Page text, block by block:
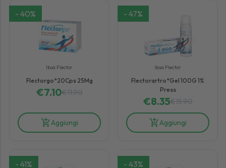
- 40%
Ibsa Flector
Flectorgo*20Cps 25Mg
€7.10€11.90
Aggiungi
- 47%
Ibsa Flector
Flectorartro*Gel 100G 1%
Press
€8.35€15.90
Aggiungi
- 41% - 43%